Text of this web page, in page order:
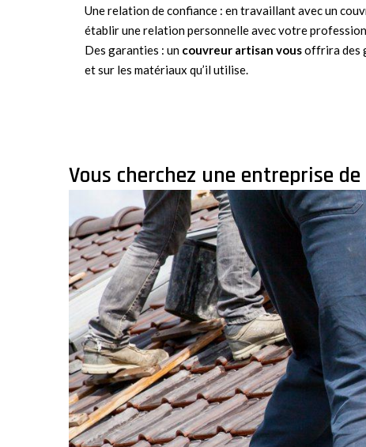
Une relation de confiance : en travaillant avec un
établir une relation personnelle avec votre
Des garanties : un couvreur artisan vousoffrira des
et sur les matériaux qu’il utilise.
Vous cherchez une entreprise